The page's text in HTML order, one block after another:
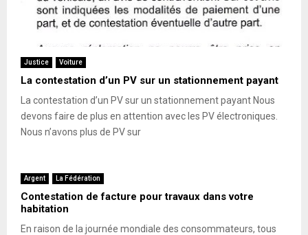
Justice Voiture
La contestation d’un PV sur un stationnement payant
La contestation d’un PV sur un stationnement payant Nous
devons faire de plus en attention avec les PV électroniques.
Nous n’avons plus de PV sur
Argent La Fédération
Contestation de facture pour travaux dans votre
habitation
En raison de la journée mondiale des consommateurs, tous